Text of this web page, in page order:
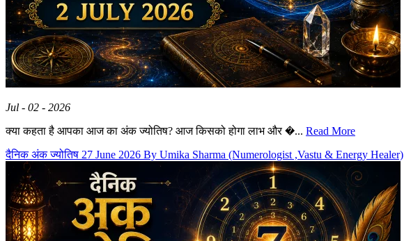
Jul - 02 - 2026
क्या कहता है आपका आज का अंक ज्योतिष? आज किसको होगा लाभ और �... Read More
दैनिक अंक ज्योतिष 27 June 2026 By Umika Sharma (Numerologist ,Vastu & Energy Healer)